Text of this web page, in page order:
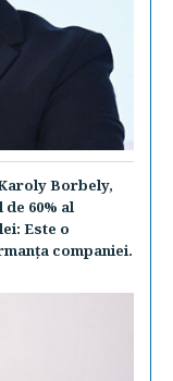
Borbely,
60% al
Este o
companiei.